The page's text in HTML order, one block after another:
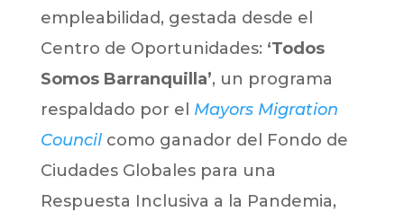
empleabilidad, gestada desde el
Centro de Oportunidades: ‘Todos
Somos Barranquilla’, un programa
respaldado por el Mayors Migration
Councilcomo ganador del Fondo de
Ciudades Globales para una
Respuesta Inclusiva a la Pandemia,